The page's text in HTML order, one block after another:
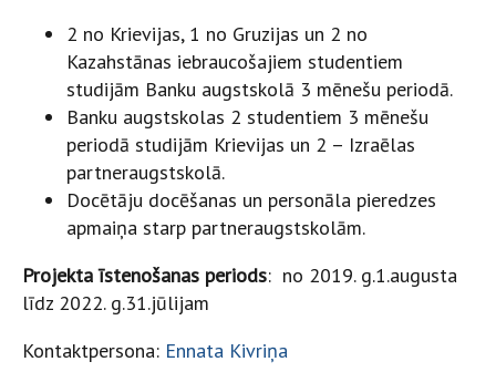
2 no Krievijas, 1 no Gruzijas un 2 no
Kazahstānas iebraucošajiem studentiem
studijām Banku augstskolā 3 mēnešu periodā.
Banku augstskolas 2 studentiem 3 mēnešu
periodā studijām Krievijas un 2 – Izraēlas
partneraugstskolā.
Docētāju docēšanas un personāla pieredzes
apmaiņa starp partneraugstskolām.
Projekta īstenošanas periods: no 2019. g.1.augusta
līdz 2022. g.31.jūlijam
Kontaktpersona: Ennata Kivriņa